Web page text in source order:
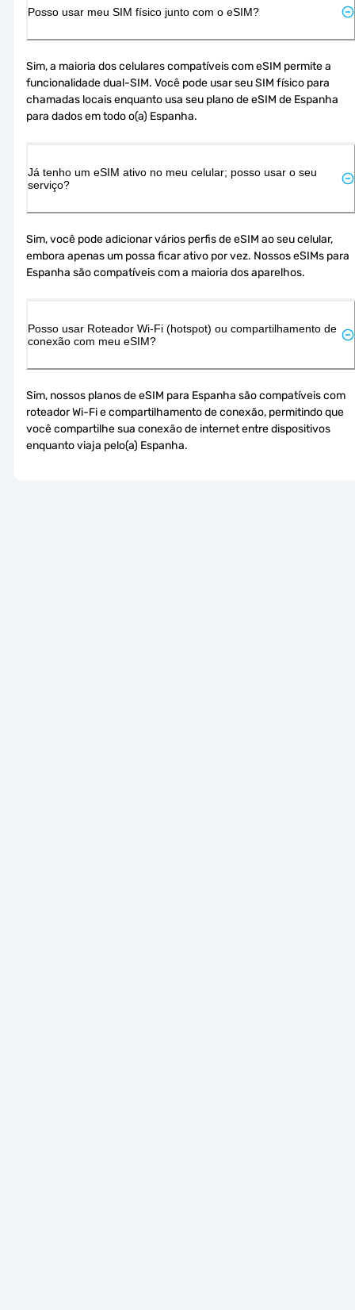
Posso usar meu SIM físico junto com o eSIM?
Sim, a maioria dos celulares compatíveis com eSIM permite a
funcionalidade dual-SIM. Você pode usar seu SIM físico para
chamadas locais enquanto usa seu plano de eSIM de Espanha
para dados em todo o(a) Espanha.
Já tenho um eSIM ativo no meu celular; posso usar o seu
serviço?
Sim, você pode adicionar vários perfis de eSIM ao seu celular,
embora apenas um possa ficar ativo por vez. Nossos eSIMs para
Espanha são compatíveis com a maioria dos aparelhos.
Posso usar Roteador Wi-Fi (hotspot) ou compartilhamento de
conexão com meu eSIM?
Sim, nossos planos de eSIM para Espanha são compatíveis com
roteador Wi-Fi e compartilhamento de conexão, permitindo que
você compartilhe sua conexão de internet entre dispositivos
enquanto viaja pelo(a) Espanha.